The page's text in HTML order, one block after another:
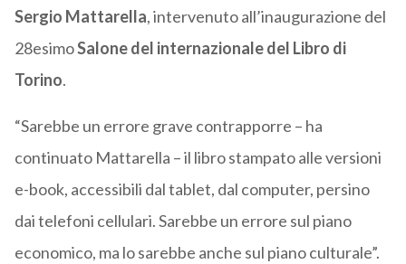
Sergio Mattarella, intervenuto all’inaugurazione del
28esimoSalone del internazionale del Libro di
Torino.
“Sarebbe un errore grave contrapporre – ha
continuato Mattarella – il libro stampato alle versioni
e-book, accessibili dal tablet, dal computer, persino
dai telefoni cellulari. Sarebbe un errore sul piano
economico, ma lo sarebbe anche sul piano culturale”.